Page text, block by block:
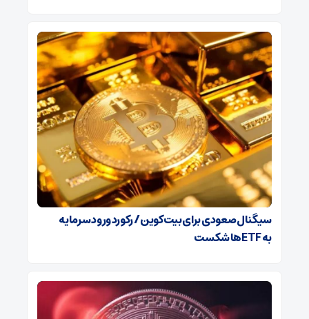
سیگنال صعودی برای بیت‌کوین / رکورد ورود سرمایه
به ETFها شکست